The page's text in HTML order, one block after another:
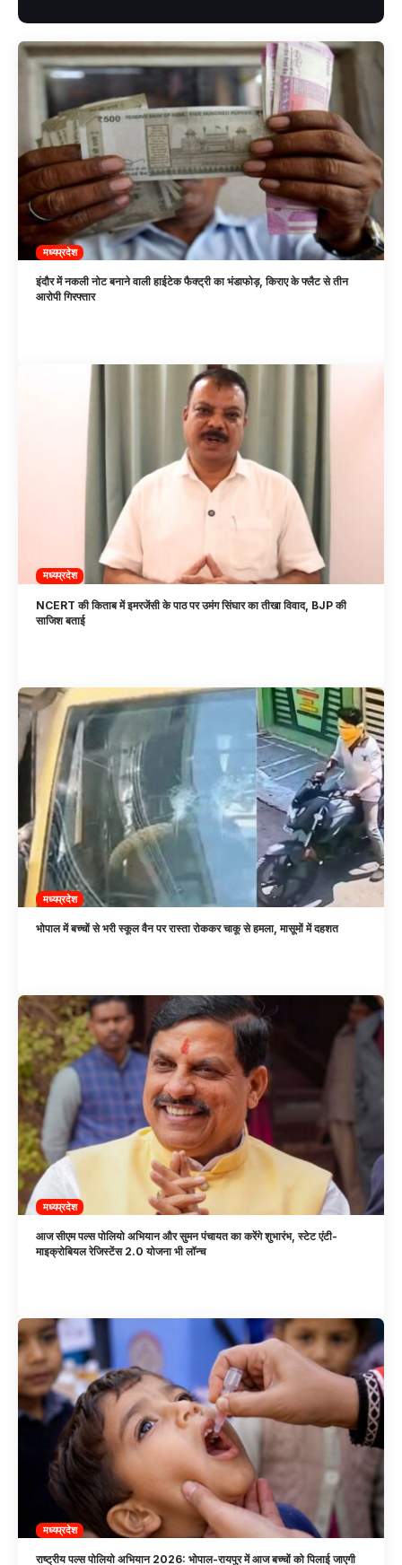
मध्यप्रदेश
इंदौर में नकली नोट बनाने वाली हाईटेक फैक्ट्री का भंडाफोड़, किराए के फ्लैट से तीन
आरोपी गिरफ्तार
मध्यप्रदेश
NCERT की किताब में इमरजेंसी के पाठ पर उमंग सिंघार का तीखा विवाद, BJP की
साजिश बताई
मध्यप्रदेश
भोपाल में बच्चों से भरी स्कूल वैन पर रास्ता रोककर चाकू से हमला, मासूमों में दहशत
मध्यप्रदेश
आज सीएम पल्स पोलियो अभियान और सुमन पंचायत का करेंगे शुभारंभ, स्टेट एंटी-
माइक्रोबियल रेजिस्टेंस 2.0 योजना भी लॉन्च
मध्यप्रदेश
राष्ट्रीय पल्स पोलियो अभियान 2026: भोपाल-रायपुर में आज बच्चों को पिलाई जाएगी